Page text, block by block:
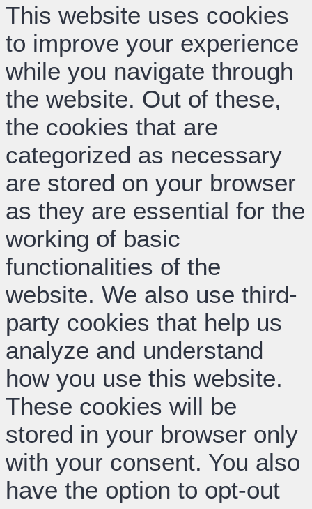
This website uses cookies
to improve your experience
while you navigate through
the website. Out of these,
the cookies that are
categorized as necessary
are stored on your browser
as they are essential for the
working of basic
functionalities of the
website. We also use third-
party cookies that help us
analyze and understand
how you use this website.
These cookies will be
stored in your browser only
with your consent. You also
have the option to opt-out